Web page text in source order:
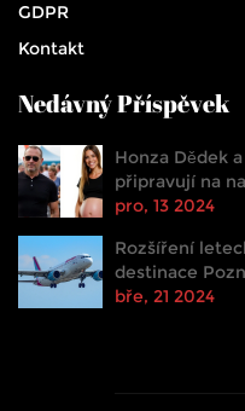
GDPR
Kontakt
Nedávný Příspěvek
Honza Dědek
připravují na
pro, 13 2024
Rozšíření
destinace
bře, 21 2024